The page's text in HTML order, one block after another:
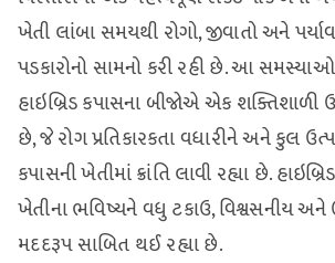
ખેતી લાંબા સમયથી રોગો, જીવાતો અને
પડકારોનો સામનો કરી રહી છે. આ
હાઇબ્રિડ કપાસના બીજોએ એક શક્તિશાળી
છે, જે રોગ પ્રતિકારકતા વધારીને અને કુલ
કપાસની ખેતીમાં ક્રાંતિ લાવી રહ્યા છે.
ખેતીના ભવિષ્યને વધુ ટકાઉ, વિશ્વસનીય અને
મદદરૂપ સાબિત થઈ રહ્યા છે.